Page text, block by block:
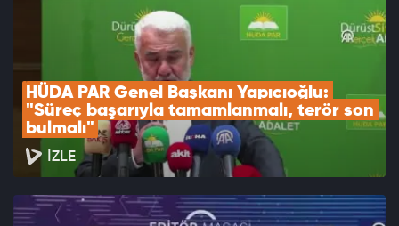
HÜDA PAR Genel Başkanı Yapıcıoğlu:
"Süreç başarıyla tamamlanmalı, terör son
bulmalı"
İZLE